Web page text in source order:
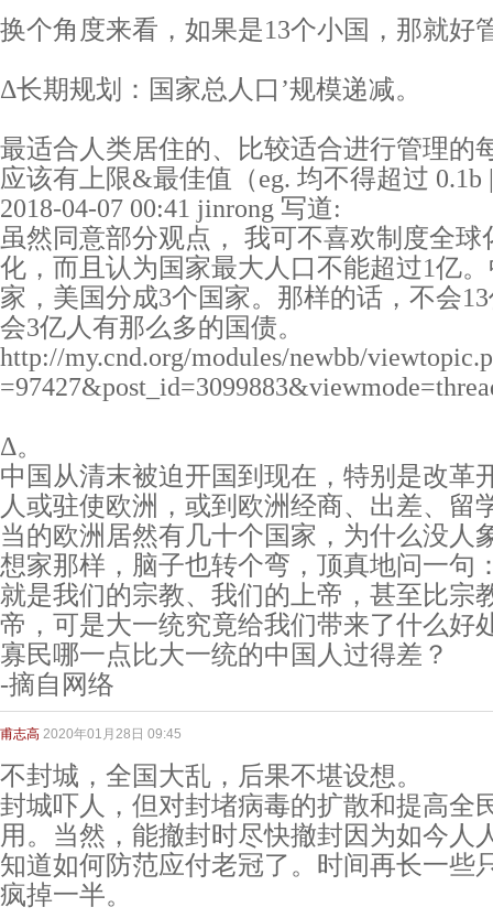
换个角度来看，如果是13个小国，那就好
Δ长期规划：国家总人口’规模递减。
最适合人类居住的、比较适合进行管理的
应该有上限&最佳值（eg. 均不得超过 0.1b
2018-04-07 00:41 jinrong 写道:
虽然同意部分观点， 我可不喜欢制度全
化，而且认为国家最大人口不能超过1亿
家，美国分成3个国家。那样的话，不会
会3亿人有那么多的国债。
http://my.cnd.org/modules/newbb/
Δ。
中国从清末被迫开国到现在，特别是改革
人或驻使欧洲，或到欧洲经商、出差、留
当的欧洲居然有几十个国家，为什么没人
想家那样，脑子也转个弯，顶真地问一句
就是我们的宗教、我们的上帝，甚至比宗
帝，可是大一统究竟给我们带来了什么好
寡民哪一点比大一统的中国人过得差？
-摘自网络
甫志高 2020年01月28日 09:45
不封城，全国大乱，后果不堪设想。
封城吓人，但对封堵病毒的扩散和提高全
用。当然，能撤封时尽快撤封因为如今人
知道如何防范应付老冠了。时间再长一些
疯掉一半。